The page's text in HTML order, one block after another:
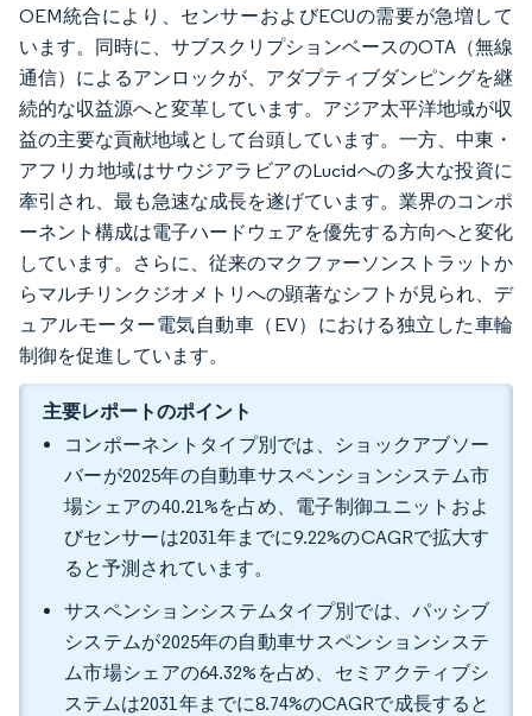
OEM統合により、センサーおよびECUの需要が急増して
います。同時に、サブスクリプションベースのOTA（無線
通信）によるアンロックが、アダプティブダンピングを継
続的な収益源へと変革しています。アジア太平洋地域が収
益の主要な貢献地域として台頭しています。一方、中東・
アフリカ地域はサウジアラビアのLucidへの多大な投資に
牽引され、最も急速な成長を遂げています。業界のコンポ
ーネント構成は電子ハードウェアを優先する方向へと変化
しています。さらに、従来のマクファーソンストラットか
らマルチリンクジオメトリへの顕著なシフトが見られ、デ
ュアルモーター電気自動車（EV）における独立した車輪
制御を促進しています。
主要レポートのポイント
コンポーネントタイプ別では、ショックアブソー
バーが2025年の自動車サスペンションシステム市
場シェアの40.21%を占め、電子制御ユニットおよ
びセンサーは2031年までに9.22%のCAGRで拡大す
ると予測されています。
サスペンションシステムタイプ別では、パッシブ
システムが2025年の自動車サスペンションシステ
ム市場シェアの64.32%を占め、セミアクティブシ
ステムは2031年までに8.74%のCAGRで成長すると